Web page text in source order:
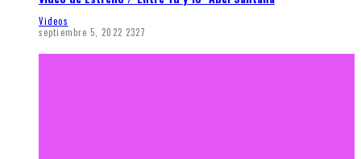
Videos
septiembre 5, 2022 2327